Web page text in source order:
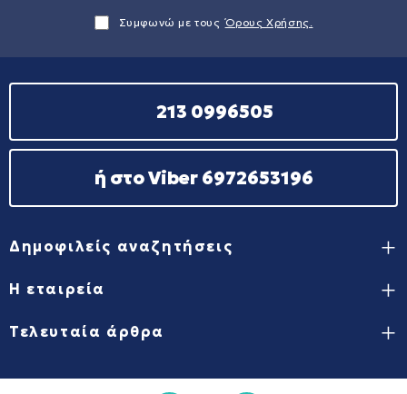
Συμφωνώ με τους Όρους Χρήσης.
213 0996505
ή στο Viber 6972653196
Δημοφιλείς αναζητήσεις
Η εταιρεία
Τελευταία άρθρα